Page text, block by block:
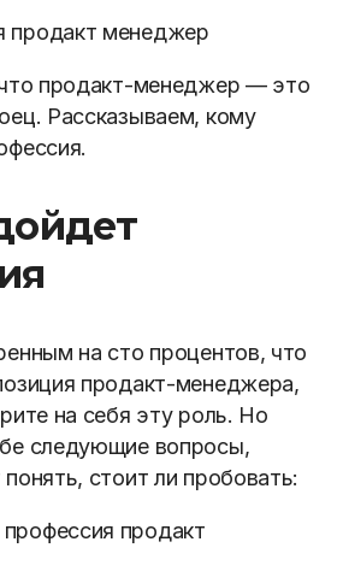
продакт-менеджер — это
Рассказываем, кому
на сто процентов, что
продакт-менеджера,
на себя эту роль. Но
следующие вопросы,
стоит ли пробовать: